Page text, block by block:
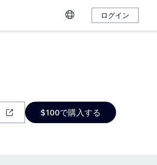
ログイン
$100で購入する